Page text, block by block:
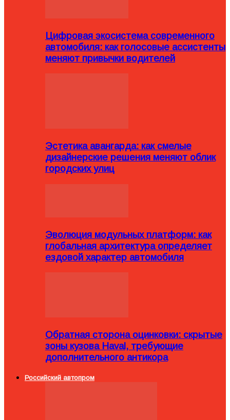
Цифровая экосистема современного
автомобиля: как голосовые ассистенты
меняют привычки водителей
Эстетика авангарда: как смелые
дизайнерские решения меняют облик
городских улиц
Эволюция модульных платформ: как
глобальная архитектура определяет
ездовой характер автомобиля
Обратная сторона оцинковки: скрытые
зоны кузова Haval, требующие
дополнительного антикора
Российский автопром